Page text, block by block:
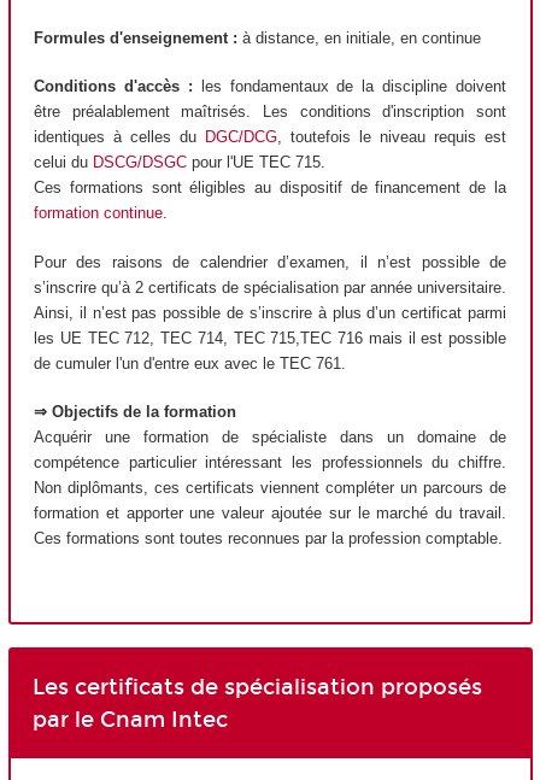
Formules d'enseignement : à distance, en initiale, en continue
Conditions d'accès :
les fondamentaux de la discipline doivent
être préalablement maîtrisés. Les conditions d'inscription sont
identiques à celles du DGC/DCG, toutefois le niveau requis est
celui du DSCG/DSGC pour l'UE TEC 715.
Ces formations sont éligibles au dispositif de financement de la
formation continue.
Pour des raisons de calendrier d’examen, il n’est possible de
s’inscrire qu’à 2 certificats de spécialisation par année universitaire.
Ainsi, il n’est pas possible de s’inscrire à plus d’un certificat parmi
les UE TEC 712, TEC 714, TEC 715,TEC 716 mais il est possible
de cumuler l'un d'entre eux avec le TEC 761.
⇒ Objectifs de la formation
Acquérir une formation de spécialiste dans un domaine de
compétence particulier intéressant les professionnels du chiffre.
Non diplômants, ces certificats viennent compléter un parcours de
formation et apporter une valeur ajoutée sur le marché du travail.
Ces formations sont toutes reconnues par la profession comptable.
Les certificats de spécialisation proposés
par le Cnam Intec